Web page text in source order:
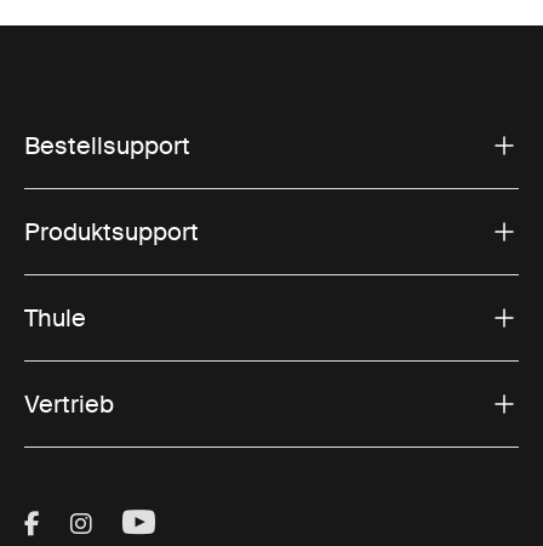
Bestellsupport
Produktsupport
Thule
Vertrieb
Visit Thule on Facebook (external link)
Visit Thule on Instagram (external link)
Visit Thule on Youtube (external